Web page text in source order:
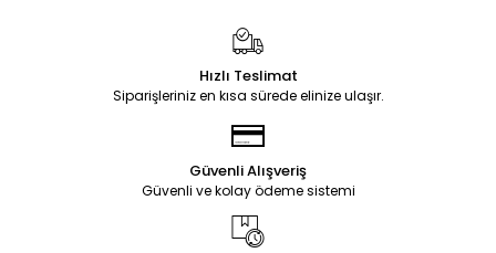
Hızlı Teslimat
Siparişleriniz en kısa sürede elinize ulaşır.
Güvenli Alışveriş
Güvenli ve kolay ödeme sistemi